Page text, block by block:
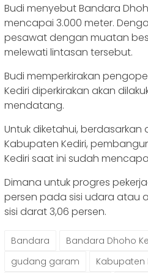
Budi menyebut Bandara
mencapai 3.000 meter.
pesawat dengan muatan
melewati lintasan tersebut.
Budi memperkirakan
Kediri diperkirakan akan
mendatang.
Untuk diketahui, berdasarkan
Kabupaten Kediri,
Kediri saat ini sudah
Dimana untuk progres
persen pada sisi udara atau
sisi darat 3,06 persen.
Bandara Bandara Dhoho
gudang garam
Kabupaten